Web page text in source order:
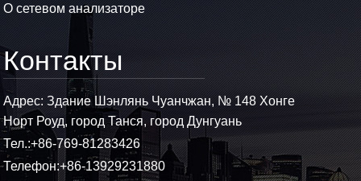
О сетевом анализаторе
Контакты
Адрес: Здание Шэнлянь Чуанчжан, № 148 Хонге
Норт Роуд, город Танся, город Дунгуань
Тел.:+86-769-81283426
Телефон:+86-13929231880